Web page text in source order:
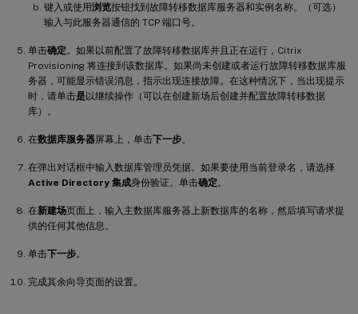
键入或使用浏览按钮找到故障转移数据库服务器和实例名称。（可选）
输入与此服务器通信的 TCP 端口号。
单击确定 。如果以前配置了故障转移数据库并且正在运行，Citrix
Provisioning 将连接到该数据库。如果尚未创建或者运行故障转移数据库服
务器，可能显示错误消息，指示出现连接故障。在这种情况下，当出现提示
时，请单击是以继续操作（可以在创建新场后创建并配置故障转移数据
库）。
在数据库服务器屏幕上，单击下一步。
在弹出对话框中输入数据库管理员凭据。如果要使用当前登录名，请选择
Active Directory 集成身份验证。单击确定 。
在新建场页面上，输入主数据库服务器上新数据库的名称，然后填写请求提
供的任何其他信息。
单击下一步。
完成其余向导页面的设置。